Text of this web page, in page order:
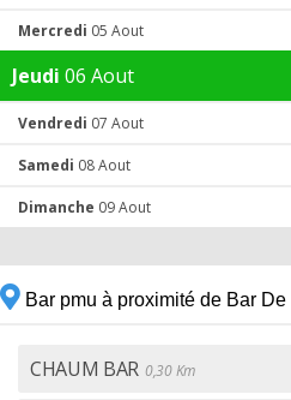
Mercredi 05 Aout
Jeudi 06 Aout
Vendredi 07 Aout
Samedi 08 Aout
Dimanche 09 Aout
Bar pmu à proximité de Bar
CHAUM BAR 0,30 Km